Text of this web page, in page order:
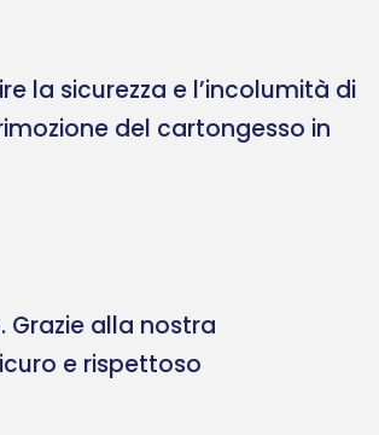
la sicurezza e l’incolumità di
del cartongesso in
alla nostra
e rispettoso